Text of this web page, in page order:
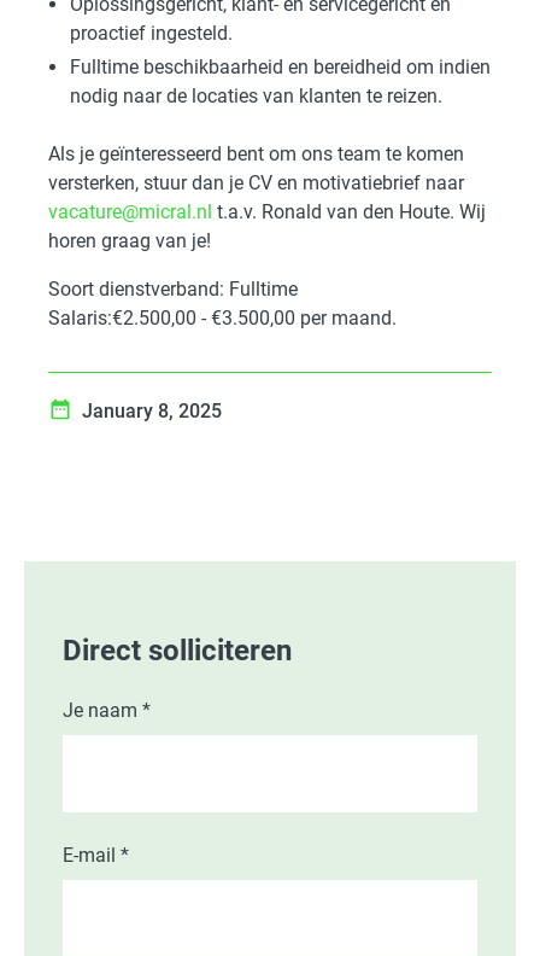
proactief ingesteld.
Fulltime beschikbaarheid en bereidheid om indien
nodig naar de locaties van klanten te reizen.
Als je geïnteresseerd bent om ons team te komen
versterken, stuur dan je CV en motivatiebrief naar
vacature@micral.nl t.a.v. Ronald van den Houte. Wij
horen graag van je!
Soort dienstverband: Fulltime
Salaris:€2.500,00 - €3.500,00 per maand.
January 8, 2025
Direct solliciteren
Je naam *
E-mail *